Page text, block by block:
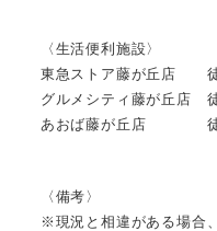
〈生活便利施設〉
東急ストア藤が丘店 徒
グルメシティ藤が丘店
あおば藤が丘店 徒
〈備考〉
※現況と相違がある場合